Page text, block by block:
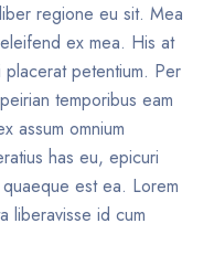
regione eu sit. Mea
ex mea. His at
petentium. Per
temporibus eam
assum omnium
has eu, epicuri
est ea. Lorem
liberavisse id cum